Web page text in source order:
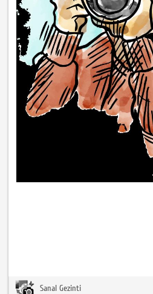
Sanal Gezinti